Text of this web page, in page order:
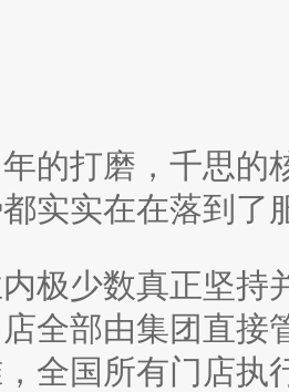
的打磨，千思的
实实在在落到了
极少数真正坚持
全部由集团直接
全国所有门店执